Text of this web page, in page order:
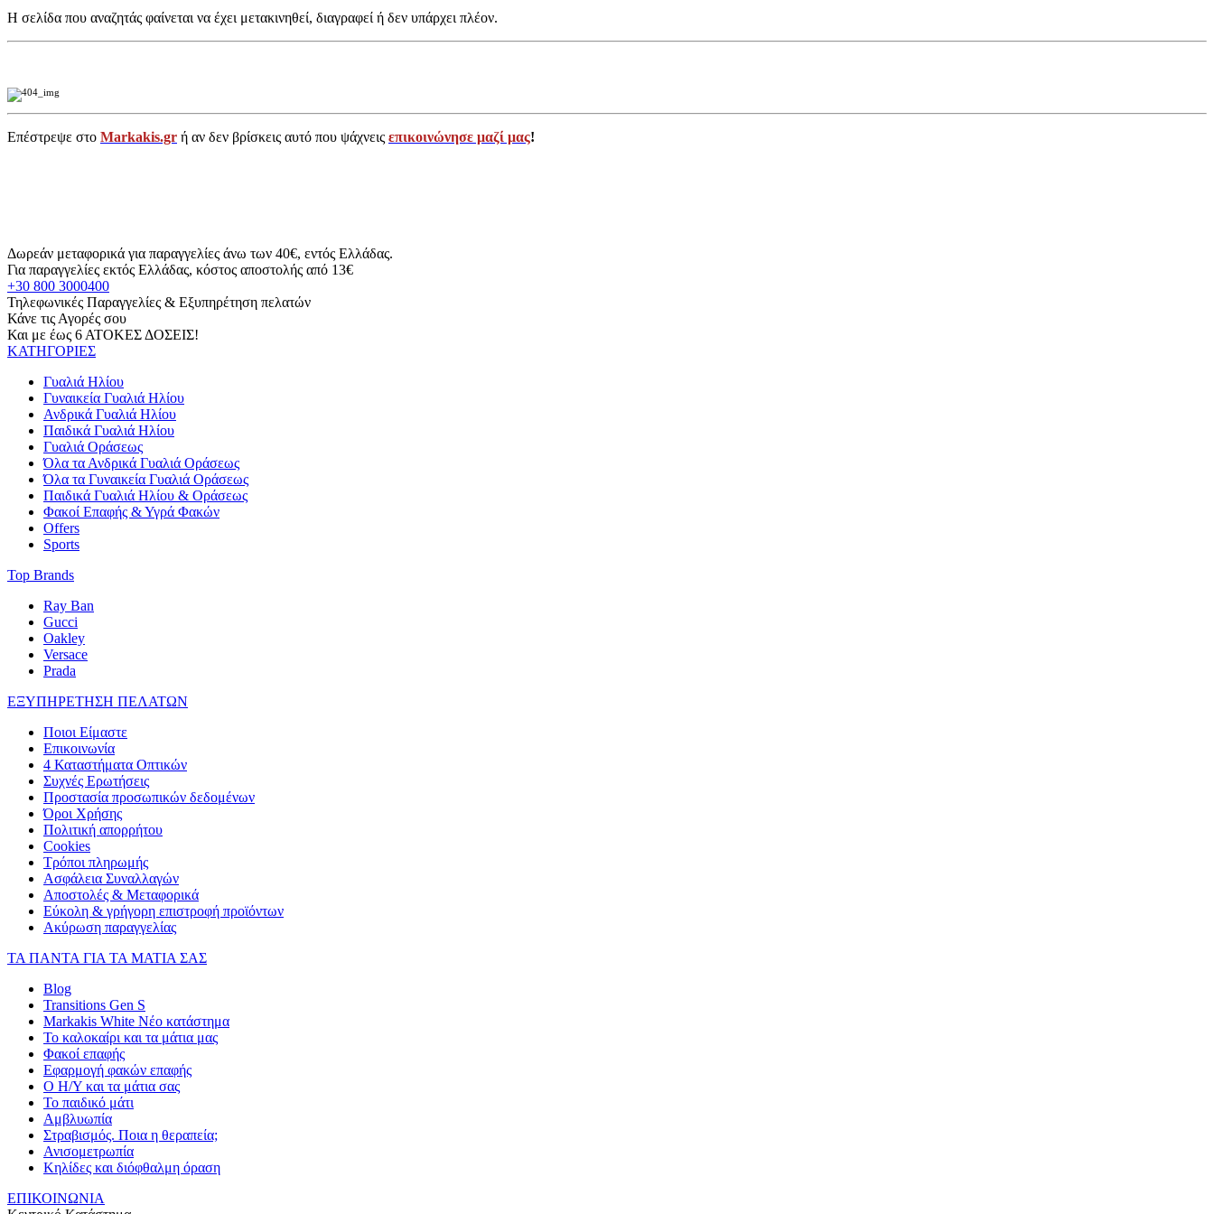
Η σελίδα που αναζητάς φαίνεται να έχει μετακινηθεί, διαγραφεί ή δεν υπάρχει πλέον.
Επέστρεψε στο Markakis.gr ή αν δεν βρίσκεις αυτό που ψάχνεις επικοινώνησε μαζί μας!
Δωρεάν μεταφορικά για παραγγελίες άνω των 40€, εντός Ελλάδας.
Για παραγγελίες εκτός Ελλάδας, κόστος αποστολής από 13€
+30 800 3000400
Τηλεφωνικές Παραγγελίες & Εξυπηρέτηση πελατών
Κάνε τις Αγορές σου
Και με έως 6 ΑΤΟΚΕΣ ΔΟΣΕΙΣ!
ΚΑΤΗΓΟΡΙΕΣ
Γυαλιά Ηλίου
Γυναικεία Γυαλιά Ηλίου
Ανδρικά Γυαλιά Ηλίου
Παιδικά Γυαλιά Ηλίου
Γυαλιά Οράσεως
Όλα τα Ανδρικά Γυαλιά Οράσεως
Όλα τα Γυναικεία Γυαλιά Οράσεως
Παιδικά Γυαλιά Ηλίου & Οράσεως
Φακοί Επαφής & Υγρά Φακών
Offers
Sports
Top Brands
Ray Ban
Gucci
Oakley
Versace
Prada
ΕΞΥΠΗΡΕΤΗΣΗ ΠΕΛΑΤΩΝ
Ποιοι Είμαστε
Επικοινωνία
4 Καταστήματα Οπτικών
Συχνές Ερωτήσεις
Προστασία προσωπικών δεδομένων
Όροι Χρήσης
Πολιτική απορρήτου
Cookies
Τρόποι πληρωμής
Ασφάλεια Συναλλαγών
Αποστολές & Μεταφορικά
Εύκολη & γρήγορη επιστροφή προϊόντων
Ακύρωση παραγγελίας
ΤΑ ΠΑΝΤΑ ΓΙΑ ΤΑ ΜΑΤΙΑ ΣΑΣ
Blog
Transitions Gen S
Markakis White Νέο κατάστημα
Το καλοκαίρι και τα μάτια μας
Φακοί επαφής
Εφαρμογή φακών επαφής
Ο Η/Υ και τα μάτια σας
Το παιδικό μάτι
Αμβλυωπία
Στραβισμός. Ποια η θεραπεία;
Ανισομετρωπία
Κηλίδες και διόφθαλμη όραση
ΕΠΙΚΟΙΝΩΝΙΑ